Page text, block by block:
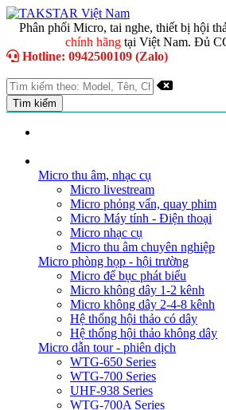
Phân phối Micro, tai nghe, thiết bị hội
chính hãng tại Việt Nam. Đủ
Hotline: 0942500109 (Zalo)
Micro thu âm, nhạc cụ
Micro livestream
Micro phỏng vấn, quay phim
Micro Máy tính - Điện thoại
Micro nhạc cụ
Micro thu âm chuyên nghiệp
Micro phòng họp - hội trường
Micro để bục phát biểu
Micro không dây 1-2 kênh
Micro không dây 2-4-8 kênh
Hệ thống hội thảo có dây
Hệ thống hội thảo không dây
Micro dẫn tour - phiên dịch
WTG-650 Series
WTG-700 Series
UHF-938 Series
WTG-700A Series